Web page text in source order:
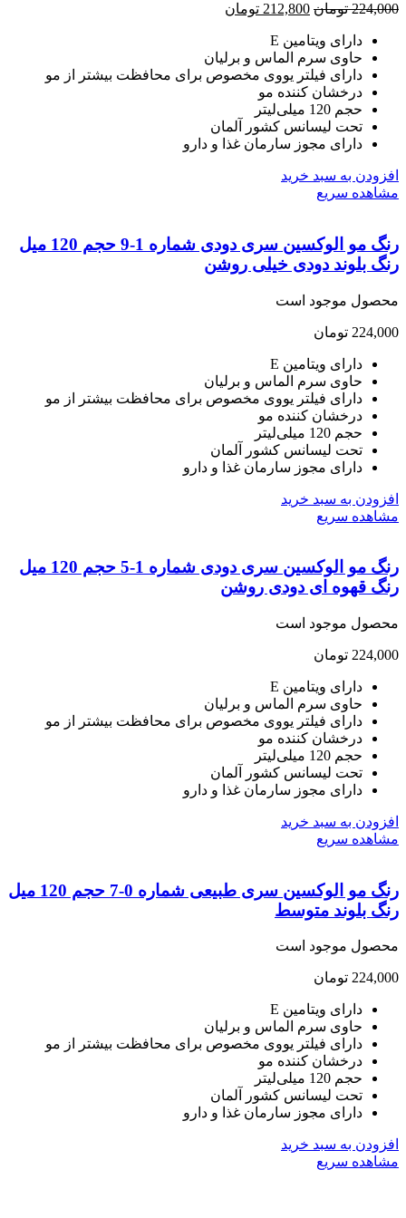
تومان 212,800 تومان
دارای ویتامین E
حاوی سرم الماس و برلیان
دارای فیلتر یووی مخصوص برای محافظت بیشتر از مو
درخشان کننده مو
حجم 120 میلی‌لیتر
تحت لیسانس کشور آلمان
دارای مجوز سارمان غذا و دارو
به سبد خرید
سریع
رنگ مو الوکسین سری دودی شماره 1-9 حجم 120 میل
بلوند دودی خیلی روشن
موجود است
تومان
دارای ویتامین E
حاوی سرم الماس و برلیان
دارای فیلتر یووی مخصوص برای محافظت بیشتر از مو
درخشان کننده مو
حجم 120 میلی‌لیتر
تحت لیسانس کشور آلمان
دارای مجوز سارمان غذا و دارو
به سبد خرید
سریع
رنگ مو الوکسین سری دودی شماره 1-5 حجم 120 میل
قهوه ای دودی روشن
موجود است
تومان
دارای ویتامین E
حاوی سرم الماس و برلیان
دارای فیلتر یووی مخصوص برای محافظت بیشتر از مو
درخشان کننده مو
حجم 120 میلی‌لیتر
تحت لیسانس کشور آلمان
دارای مجوز سارمان غذا و دارو
به سبد خرید
سریع
رنگ مو الوکسین سری طبیعی شماره 0-7 حجم 120 میل
بلوند متوسط
موجود است
تومان
دارای ویتامین E
حاوی سرم الماس و برلیان
دارای فیلتر یووی مخصوص برای محافظت بیشتر از مو
درخشان کننده مو
حجم 120 میلی‌لیتر
تحت لیسانس کشور آلمان
دارای مجوز سارمان غذا و دارو
به سبد خرید
سریع